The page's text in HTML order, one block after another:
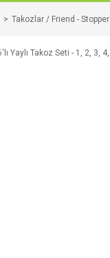
Takozlar / Friend - Stopper